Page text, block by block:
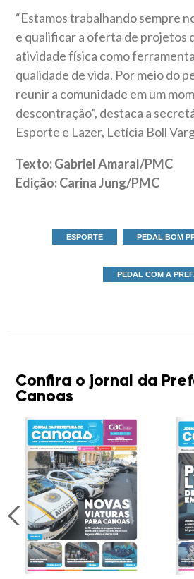
“Estamos trabalhando sempre
e qualificar a oferta de projetos
atividade física como
qualidade de vida. Por meio do
reunir a comunidade em um
descontração”, destaca a
Esporte e Lazer, Letícia Boll
Texto: Gabriel Amaral/PMC
Edição: Carina Jung/PMC
ESPORTE PEDAL BOM
PEDAL COM A
Confira o jornal da
Canoas